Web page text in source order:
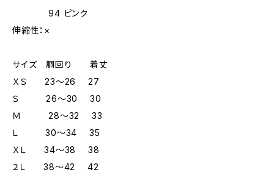
94 ピンク
伸縮性：×
サイズ 胴回り 着丈
ＸＳ 23～26 27
Ｓ 26～30 30
Ｍ 28～32 33
Ｌ 30～34 35
ＸＬ 34～38 38
２Ｌ 38～42 42